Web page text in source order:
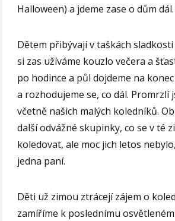
Halloween) a jdeme zase o dům dál.
Dětem přibývají v taškách
si zas užíváme kouzlo večera a
po hodince a půl dojdeme na
a rozhodujeme se, co dál. Promrzlí
včetně našich malých koledníků.
další odvážné skupinky, co se v té
koledovat, ale moc jich letos
jedna paní.
Děti už zimou ztrácejí zájem o
zamíříme k poslednímu